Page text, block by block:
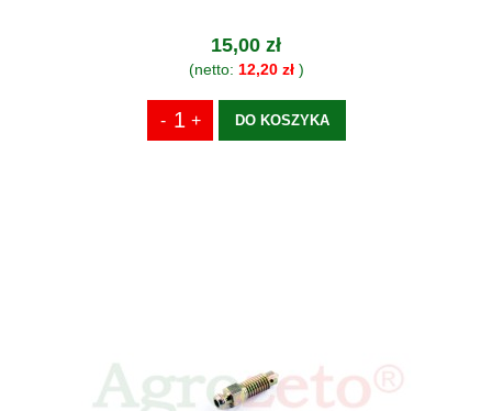
15,00 zł
(netto: 12,20 zł)
DO KOSZYKA